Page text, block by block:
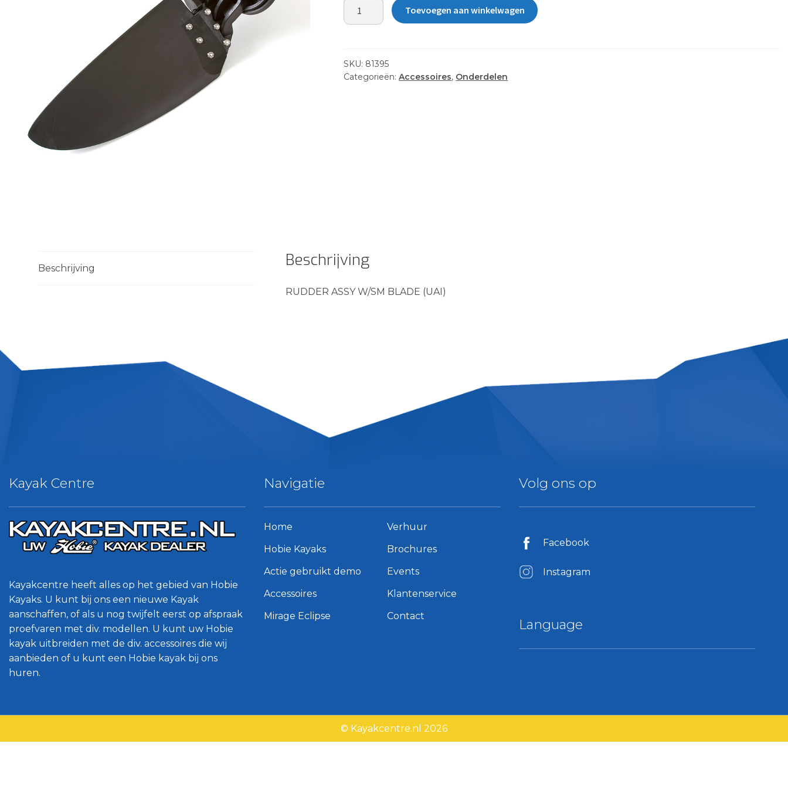
RUDDER
ASSY
-
TWIST
Toevoegen aan winkelwagen
SKU: 81395
Categorieën:Accessoires, Onderdelen
Beschrijving Beschrijving
RUDDER ASSY W/SM BLADE (UAI)
Kayak Centre
Kayakcentre heeft alles op het gebied van Hobie
Kayaks. U kunt bij ons een nieuwe Kayak
aanschaffen, of als u nog twijfelt eerst op afspraak
proefvaren met div. modellen. U kunt uw Hobie
kayak uitbreiden met de div. accessoires die wij
aanbieden of u kunt een Hobie kayak bij ons
huren.
Navigatie
Home
Hobie Kayaks
Actie gebruikt demo
Accessoires
Mirage Eclipse
Verhuur
Brochures
Events
Klantenservice
Contact
Volg ons op
Facebook
Instagram
Language
© Kayakcentre.nl 2026